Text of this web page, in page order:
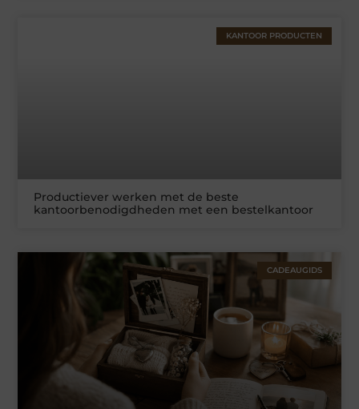
KANTOOR PRODUCTEN
Productiever werken met de beste
kantoorbenodigdheden met een bestelkantoor
CADEAUGIDS